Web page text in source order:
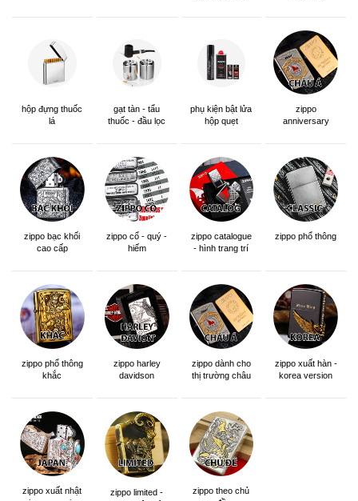
hộp đựng thuốc
lá
gạt tàn - tẩu
thuốc - đầu lọc
phụ kiện bật lửa
hộp quẹt
zippo
anniversary
zippo bạc khối
cao cấp
zippo cổ - quý -
hiếm
zippo catalogue
- hình trang trí
zippo phổ thông
zippo phổ thông
khắc
zippo harley
davidson
zippo dành cho
thị trường châu
zippo xuất hàn -
korea version
zippo xuất nhật
zippo limited -
zippo theo chủ